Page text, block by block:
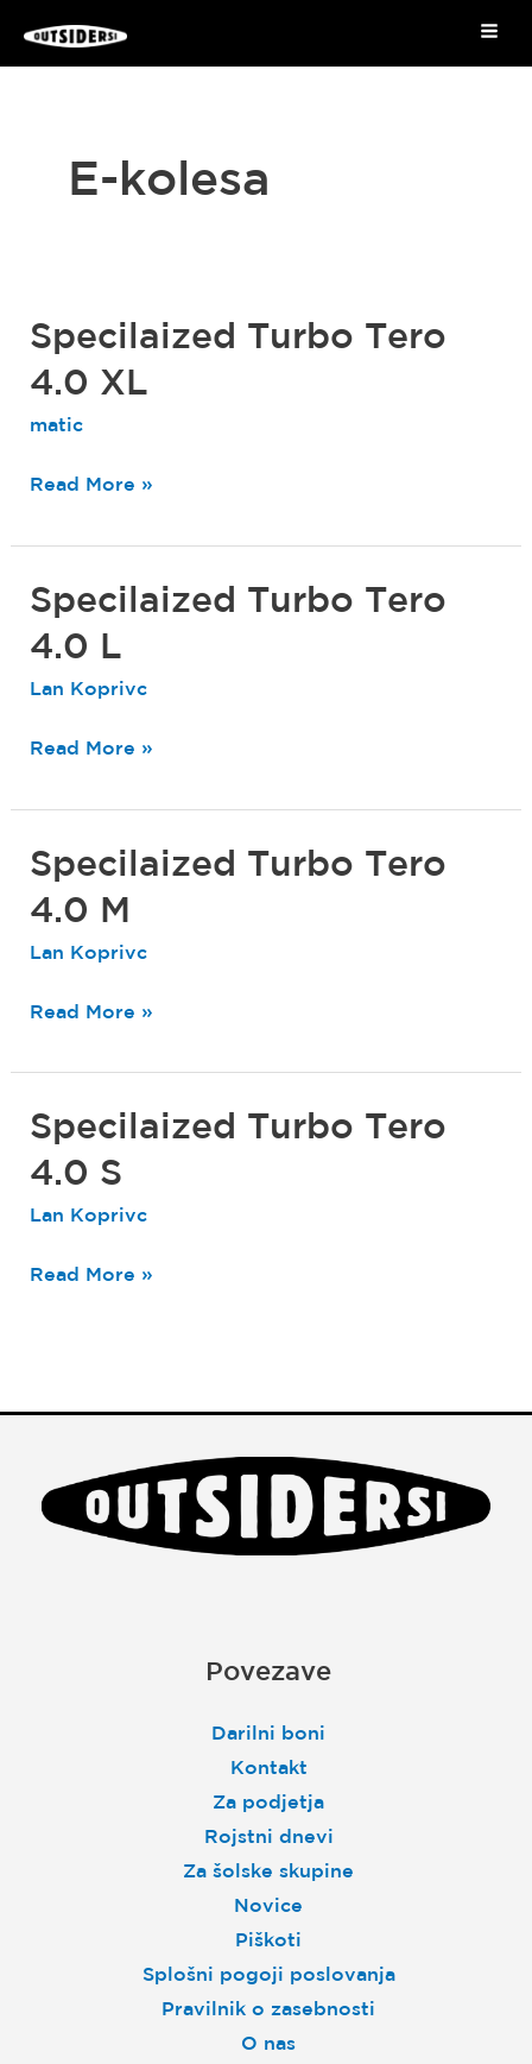
E-kolesa
Specilaized Turbo Tero
4.0 XL
matic
Specilaized
Turbo
Tero
4.0
Read More »
Specilaized Turbo Tero
4.0 L
Lan Koprivc
Specilaized
Turbo
Tero
4.0
Read More »
Specilaized Turbo Tero
4.0 M
Lan Koprivc
Specilaized
Turbo
Tero
4.0
Read More »
Specilaized Turbo Tero
4.0 S
Lan Koprivc
Specilaized
Tero
4.0
Read More »
Povezave
Darilni boni
Kontakt
Za podjetja
Rojstni dnevi
Za šolske skupine
Novice
Piškoti
Splošni pogoji poslovanja
Pravilnik o zasebnosti
O nas